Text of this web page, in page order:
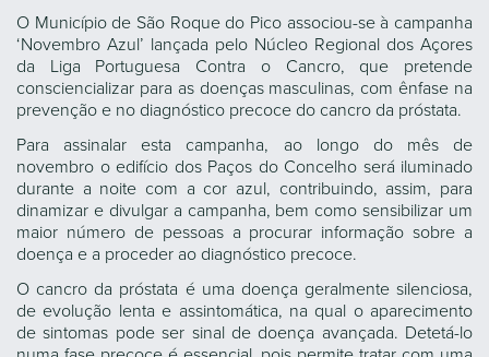
O Município de São Roque do Pico associou-se à campanha
‘Novembro Azul’ lançada pelo Núcleo Regional dos Açores
da Liga Portuguesa Contra o Cancro, que pretende
consciencializar para as doenças masculinas, com ênfase na
prevenção e no diagnóstico precoce do cancro da próstata.
Para assinalar esta campanha, ao longo do mês de
novembro o edifício dos Paços do Concelho será iluminado
durante a noite com a cor azul, contribuindo, assim, para
dinamizar e divulgar a campanha, bem como sensibilizar um
maior número de pessoas a procurar informação sobre a
doença e a proceder ao diagnóstico precoce.
O cancro da próstata é uma doença geralmente silenciosa,
de evolução lenta e assintomática, na qual o aparecimento
de sintomas pode ser sinal de doença avançada. Detetá-lo